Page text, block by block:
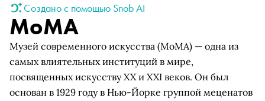
Создано с помощью Snob AI
МоМА
Музей современного искусства (МоМА) — одна из
самых влиятельных институций в мире,
посвященных искусству XX и XXI веков. Он был
основан в 1929 году в Нью-Йорке группой меценатов